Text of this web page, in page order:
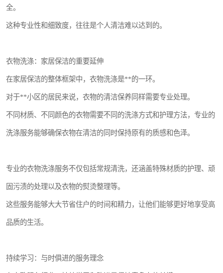
全。
这种专业性和细致度，往往是个人清洁难以达到的。
衣物洗涤：家居保洁的重要延伸
在家居保洁的整体框架中，衣物洗涤是**的一环。
对于**小区的居民来说，衣物的清洁保养同样需要专业处理。
不同材质、不同颜色的衣物需要不同的洗涤方式和护理方法，专业的
洗涤服务能够确保衣物在清洁的同时保持原有的质感和色泽。
专业的衣物洗涤服务不仅包括常规清洗，还涵盖特殊材质的护理、顽
固污渍的处理以及衣物的熨烫整理等。
这些服务能够大大节省住户的时间和精力，让他们能够更好地享受高
品质的生活。
持续学习：与时俱进的服务理念